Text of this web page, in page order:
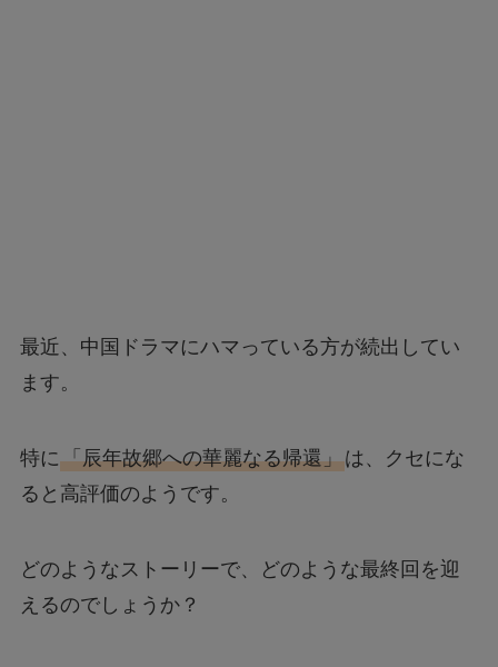
最近、中国ドラマにハマっている方が続出してい
ます。
特に「辰年故郷への華麗なる帰還」は、クセにな
ると高評価のようです。
どのようなストーリーで、どのような最終回を迎
えるのでしょうか？